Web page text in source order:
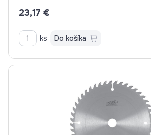
23,17 €
ks Do košíka